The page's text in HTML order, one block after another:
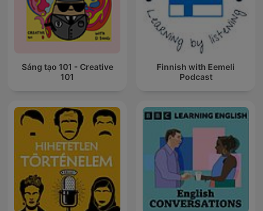
Sáng tạo 101 - Creative
101
Finnish with Eemeli
Podcast